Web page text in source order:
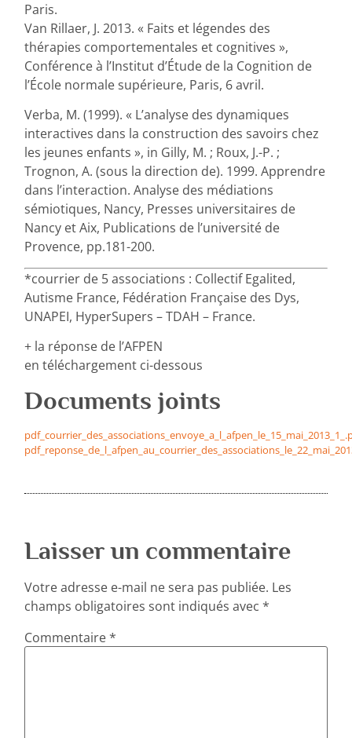
Paris.
Van Rillaer, J. 2013. « Faits et légendes des
thérapies comportementales et cognitives »,
Conférence à l’Institut d’Étude de la Cognition de
l’École normale supérieure, Paris, 6 avril.
Verba, M. (1999). « L’analyse des dynamiques
interactives dans la construction des savoirs chez
les jeunes enfants », in Gilly, M. ; Roux, J.-P. ;
Trognon, A. (sous la direction de). 1999. Apprendre
dans l’interaction. Analyse des médiations
sémiotiques, Nancy, Presses universitaires de
Nancy et Aix, Publications de l’université de
Provence, pp.181-200.
*courrier de 5 associations : Collectif Egalited,
Autisme France, Fédération Française des Dys,
UNAPEI, HyperSupers – TDAH – France.
+ la réponse de l’AFPEN
en téléchargement ci-dessous
Documents joints
Laisser un commentaire
Votre adresse e-mail ne sera pas publiée. Les
champs obligatoires sont indiqués avec*
Commentaire*